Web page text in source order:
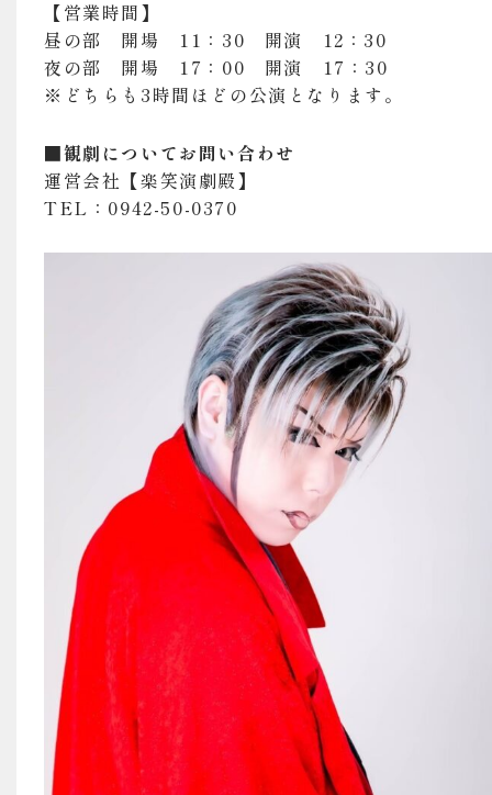
【営業時間】
昼の部 開場 11：30 開演 12：30
夜の部 開場 17：00 開演 17：30
※どちらも3時間ほどの公演となります。
■観劇についてお問い合わせ
運営会社【楽笑演劇殿】
TEL：0942-50-0370